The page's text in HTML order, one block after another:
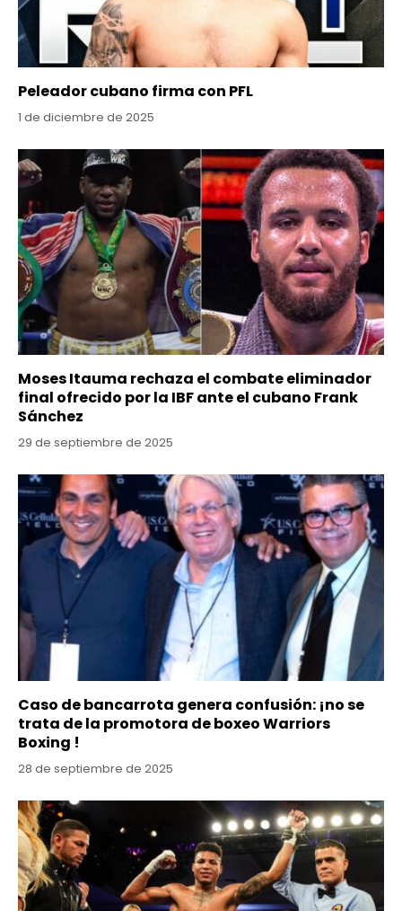
Peleador cubano firma con PFL
1 de diciembre de 2025
Moses Itauma rechaza el combate eliminador
final ofrecido por la IBF ante el cubano Frank
Sánchez
29 de septiembre de 2025
Caso de bancarrota genera confusión: ¡no se
trata de la promotora de boxeo Warriors
Boxing !
28 de septiembre de 2025